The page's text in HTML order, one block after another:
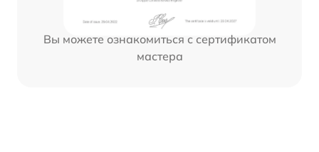
Вы можете ознакомиться с сертификатом
мастера